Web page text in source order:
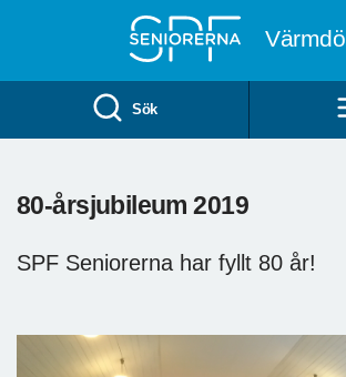
Värmdö
Sök
80-årsjubileum 2019
SPF Seniorerna har fyllt 80 år!